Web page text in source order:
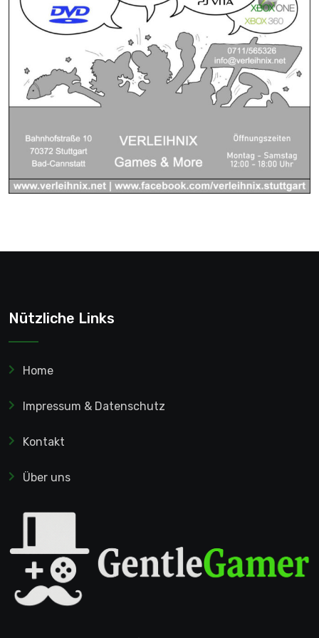
Nützliche Links
Home
Impressum & Datenschutz
Kontakt
Über uns